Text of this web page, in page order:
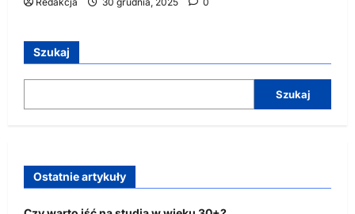
Szukaj
Szukaj
Ostatnie artykuły